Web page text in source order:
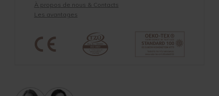
À propos de nous & Contacts
Les avantages